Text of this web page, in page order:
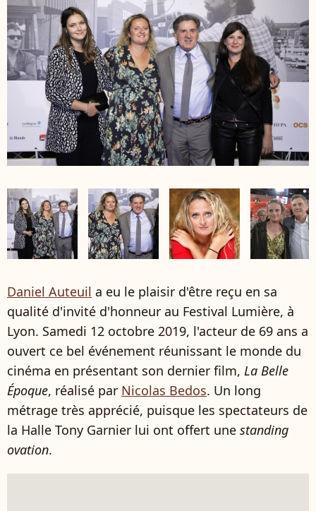
Daniel Auteuil a eu le plaisir d'être reçu en sa
qualité d'invité d'honneur au Festival Lumière, à
Lyon. Samedi 12 octobre 2019, l'acteur de 69 ans a
ouvert ce bel événement réunissant le monde du
cinéma en présentant son dernier film, La Belle
Époque, réalisé par Nicolas Bedos. Un long
métrage très apprécié, puisque les spectateurs de
la Halle Tony Garnier lui ont offert une standing
ovation.